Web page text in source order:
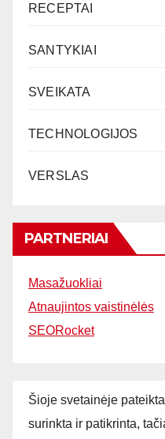
RECEPTAI
SANTYKIAI
SVEIKATA
TECHNOLOGIJOS
VERSLAS
PARTNERIAI
Masažuokliai
Atnaujintos vaistinėlės
SEORocket
Šioje svetainėje
surinkta ir patikrinta,